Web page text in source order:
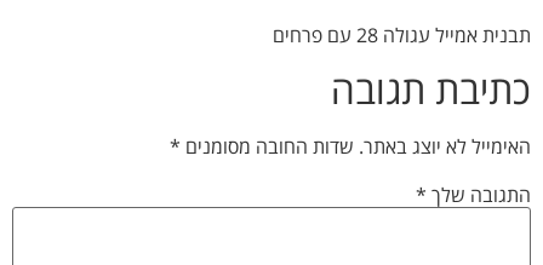
תבנית אמייל עגולה 28 עם פרחים
כתיבת תגובה
האימייל לא יוצג באתר. שדות החובה מסומנים *
התגובה שלך*